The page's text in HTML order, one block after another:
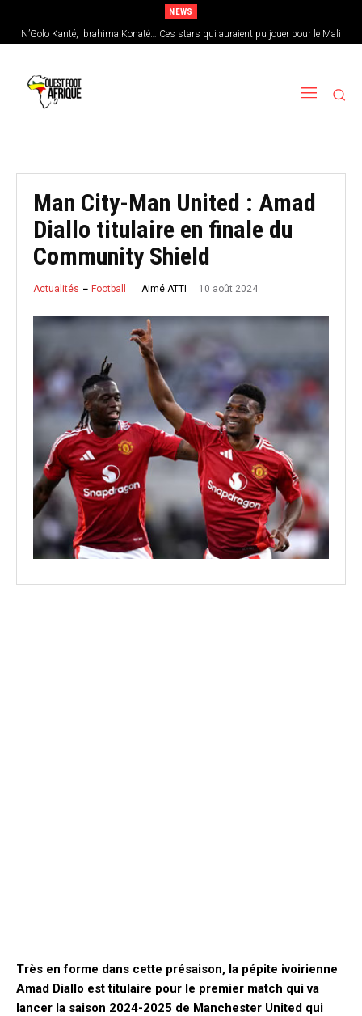
NEWS
N’Golo Kanté, Ibrahima Konaté… Ces stars qui auraient pu jouer pour le Mali
Sénégal : Patrick Vieira en pole position pour remplacer Pape Thiaw
Man City-Man United : Amad
Diallo titulaire en finale du
Community Shield
Actualités Football Aimé ATTI 10 août 2024
Très en forme dans cette présaison, la pépite ivoirienne
Amad Diallo est titulaire pour le premier match qui va
lancer la saison 2024-2025 de Manchester United qui